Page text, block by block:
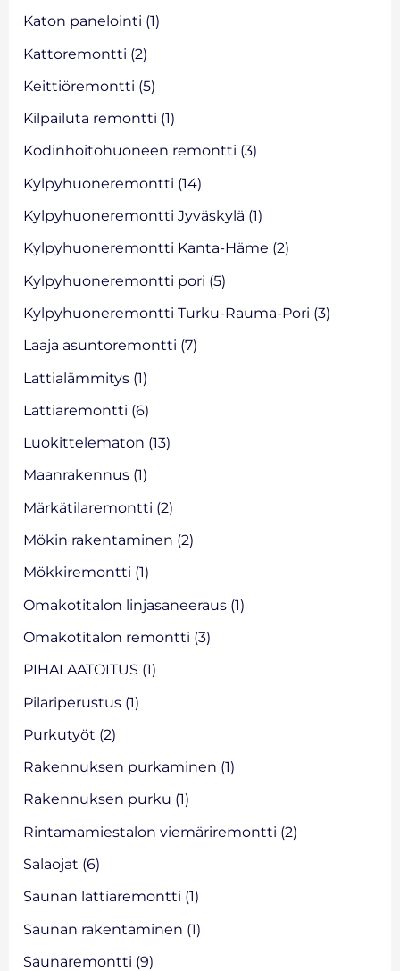
Katon panelointi (1)
Kattoremontti (2)
Keittiöremontti (5)
Kilpailuta remontti (1)
Kodinhoitohuoneen remontti (3)
Kylpyhuoneremontti (14)
Kylpyhuoneremontti Jyväskylä (1)
Kylpyhuoneremontti Kanta-Häme (2)
Kylpyhuoneremontti pori (5)
Kylpyhuoneremontti Turku-Rauma-Pori (3)
Laaja asuntoremontti (7)
Lattialämmitys (1)
Lattiaremontti (6)
Luokittelematon (13)
Maanrakennus (1)
Märkätilaremontti (2)
Mökin rakentaminen (2)
Mökkiremontti (1)
Omakotitalon linjasaneeraus (1)
Omakotitalon remontti (3)
PIHALAATOITUS (1)
Pilariperustus (1)
Purkutyöt (2)
Rakennuksen purkaminen (1)
Rakennuksen purku (1)
Rintamamiestalon viemäriremontti (2)
Salaojat (6)
Saunan lattiaremontti (1)
Saunan rakentaminen (1)
Saunaremontti (9)